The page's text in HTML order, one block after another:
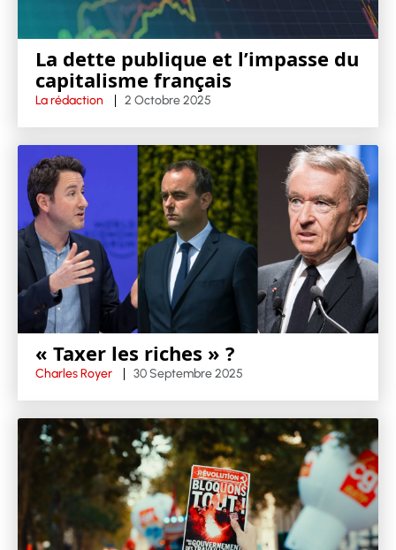
La dette publique et l’impasse du
capitalisme français
La rédaction 2 Octobre 2025
« Taxer les riches » ?
Charles Royer 30 Septembre 2025